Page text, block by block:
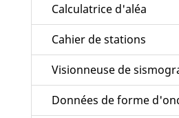
Calculatrice d'aléa
Cahier de stations
Visionneuse de
Données de forme